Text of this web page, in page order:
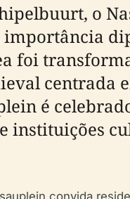
o
foi
centrada
é
instituições
convida